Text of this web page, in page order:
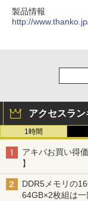
製品情報
http://
アクセスラン
1時間
アキバお買い得
】
DDR5メモリの
64GB×2枚組は